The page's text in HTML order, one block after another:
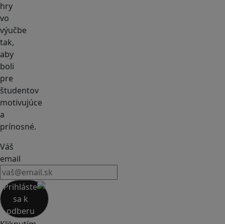
hry
vo
výučbe
tak,
aby
boli
pre
študentov
motivujúce
a
prínosné.
Váš
email
Prihláste
sa k
odberu